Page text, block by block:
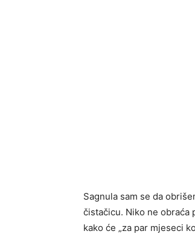
Sagnula sam se da
čistačicu. Niko ne obraća
kako će „za par mjeseci